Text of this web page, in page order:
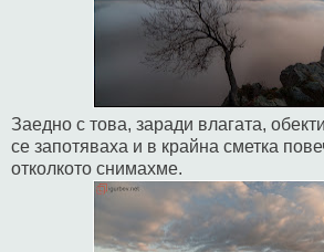
Заедно с това, заради влагата,
се запотяваха и в крайна сметка
отколкото снимахме.